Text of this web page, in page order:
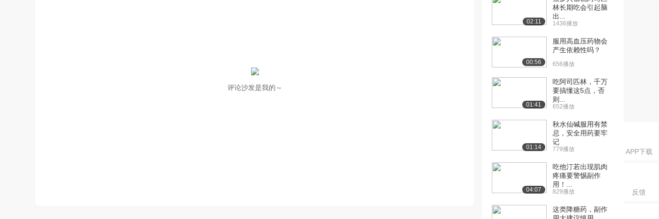
APP下载
反馈
评论沙发是我的～
02:11
林长期吃会引起脑
出...
1436播放
00:56
服用高血压药物会
产生依赖性吗？
656播放
01:41
吃阿司匹林，千万
要搞懂这5点，否
则...
652播放
01:14
秋水仙碱服用有禁
忌，安全用药要牢
记
779播放
04:07
吃他汀若出现肌肉
疼痛要警惕副作
用！...
829播放
这类降糖药，副作